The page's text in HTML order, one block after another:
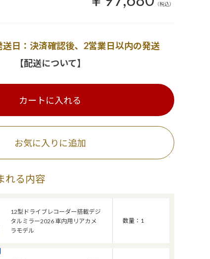
（税込）
：決済確認後、2営業日以内の発送
【配送について】
カートに入れる
れる内容
12型ドライブレコーダー搭載デジ
タルミラー2026 車内用リアカメ
ラモデル
数量：1
お気に入りに追加